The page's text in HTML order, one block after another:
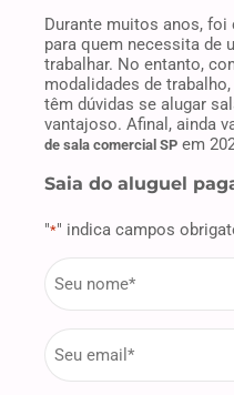
Durante muitos anos,
para quem necessita de
trabalhar. No entanto,
modalidades de
têm dúvidas se alugar
vantajoso. Afinal, ainda
de sala comercial SP em
Saia do aluguel
"*" indica campos
firstname
Email